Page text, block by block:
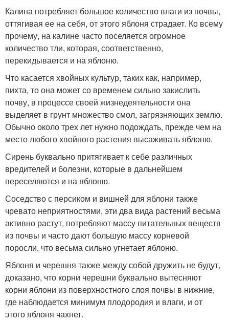
Калина потребляет большое количество влаги из почвы,
оттягивая ее на себя, от этого яблоня страдает. Ко всему
прочему, на калине часто поселяется огромное
количество тли, которая, соответственно,
перекидывается и на яблоню.
Что касается хвойных культур, таких как, например,
пихта, то она может со временем сильно закислить
почву, в процессе своей жизнедеятельности она
выделяет в грунт множество смол, загрязняющих землю.
Обычно около трех лет нужно подождать, прежде чем на
место любого хвойного растения высаживать яблоню.
Сирень буквально притягивает к себе различных
вредителей и болезни, которые в дальнейшем
переселяются и на яблоню.
Соседство с персиком и вишней для яблони также
чревато неприятностями, эти два вида растений весьма
активно растут, потребляют массу питательных веществ
из почвы и часто дают большую массу корневой
поросли, что весьма сильно угнетает яблоню.
Яблоня и черешня также между собой дружить не будут,
доказано, что корни черешни буквально вытесняют
корни яблони из поверхностного слоя почвы в нижние,
где наблюдается минимум плодородия и влаги, и от
этого яблоня чахнет.